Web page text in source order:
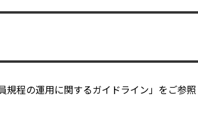
程の運用に関するガイドライン」をご参照